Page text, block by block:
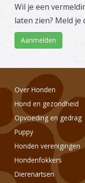
Wil je een
laten zien? Meld
Aanmelden
Over Honden
Hond en gezondheid
Opvoeding en gedrag
Puppy
Honden verenigingen
Hondenfokkers
Dierenartsen